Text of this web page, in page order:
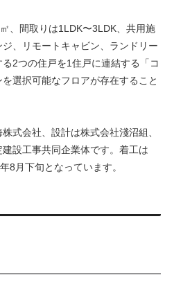
、間取りは1LDK〜3LDK、共用施
、リモートキャビン、ランドリー
2つの住戸を1住戸に連結する「コ
選択可能なフロアが存在すること
式会社、設計は株式会社淺沼組、
設工事共同企業体です。着工は
8月下旬となっています。